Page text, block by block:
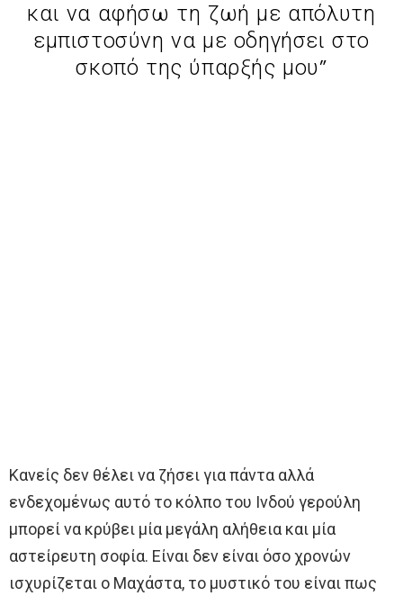
και να αφήσω τη ζωή με απόλυτη
εμπιστοσύνη να με οδηγήσει στο
σκοπό της ύπαρξής μου”
Κανείς δεν θέλει να ζήσει για πάντα αλλά
ενδεχομένως αυτό το κόλπο του Ινδού γερούλη
μπορεί να κρύβει μία μεγάλη αλήθεια και μία
αστείρευτη σοφία. Είναι δεν είναι όσο χρονών
ισχυρίζεται ο Μαχάστα, το μυστικό του είναι πως